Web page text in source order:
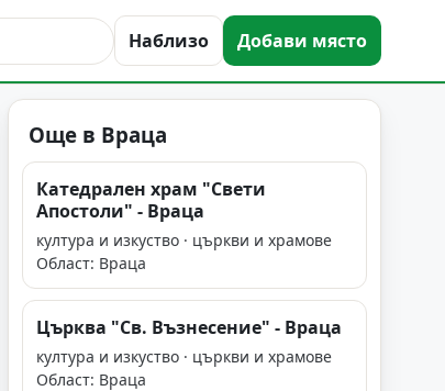
Наблизо Добави място
Още в Враца
Катедрален храм "Свети
Апостоли" - Враца
култура и изкуство · църкви и храмове
Област: Враца
Църква "Св. Възнесение" - Враца
култура и изкуство · църкви и храмове
Област: Враца